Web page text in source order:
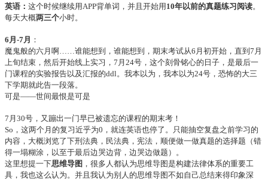
英语： 这个时候继续用APP背单词，并且开始用10年以前的真题练习阅读。
每天大概两三个小时。
6月-7月 ：
魔鬼般的六月啊……谁能想到，谁能想到，期末考试从6月初开始，直到7月
上旬结束，然后开始线上实习，7月24号，这个刻骨铭心的日子，是最后一
门课程的实验报告以及汇报的ddl。我本以为，我本以为24号，恐怖的大三
下学期就此告一段落。
可是——世间最恨是可是
7月30号，又蹦出一门早已被遗忘的课程的期末考！
So，这两个月的复习近乎为0，就连英语也停了。只能抽空复盘之前学习的
内容，大概浏览了下刑法典，民法典，宪法，顺便做一做真题的选择题（错
得一塌糊涂，以至于最后边哭边背，边哭边做题）。
这里想提一下思维导图 ，很多人都认为思维导图是构建法律体系的重要工
具，我也这么认为。并且我认为别人的思维导图不如自己总结来得印象深